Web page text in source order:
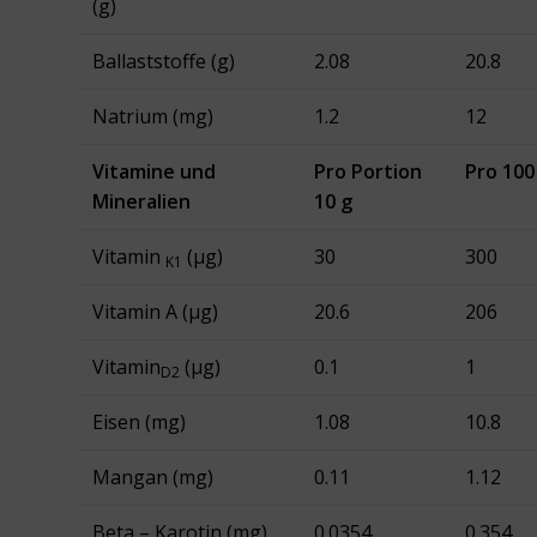
(g)
Ballaststoffe (g) 2.08 20.8
Natrium (mg) 1.2 12
Vitamine und
Mineralien
Pro Portion
10 g
Pro
Vitamin K1 (μg) 30 300
Vitamin A (μg) 20.6 206
VitaminD2 (μg) 0.1 1
Eisen (mg) 1.08 10.8
Mangan (mg) 0.11 1.12